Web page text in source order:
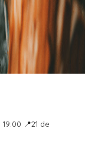
📍21 de